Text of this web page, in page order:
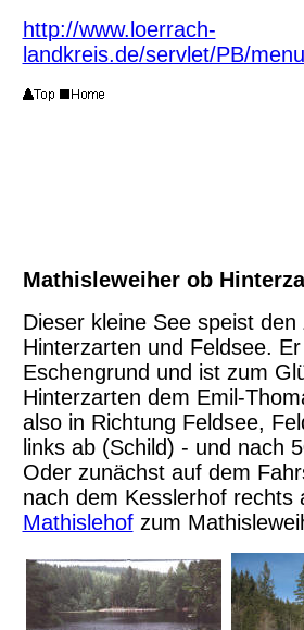
http://www.loerrach-
landkreis.de/servlet/PB/
Mathisleweiher ob
Dieser kleine See speist
Hinterzarten und Feldsee.
Eschengrund und ist zum
Hinterzarten dem Emil-
also in Richtung Feldsee,
links ab (Schild) - und nach
Oder zunächst auf dem
nach dem Kesslerhof rechts
Mathislehofzum